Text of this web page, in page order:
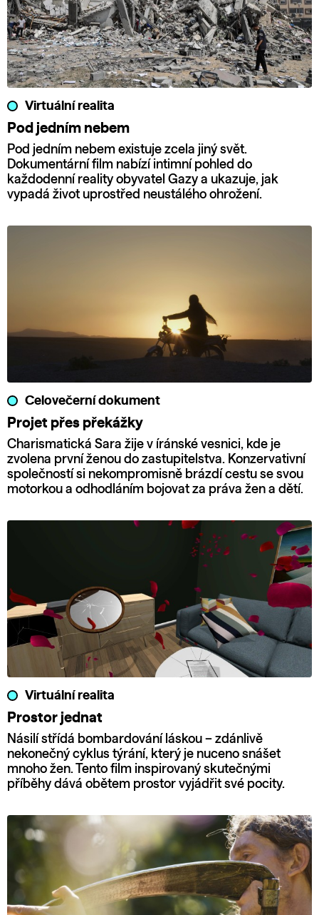
Virtuální realita
Pod jedním nebem
Pod jedním nebem existuje zcela jiný svět.
Dokumentární film nabízí intimní pohled do
každodenní reality obyvatel Gazy a ukazuje, jak
vypadá život uprostřed neustálého ohrožení.
Celovečerní dokument
Projet přes překážky
Charismatická Sara žije v íránské vesnici, kde je
zvolena první ženou do zastupitelstva. Konzervativní
společností si nekompromisně brázdí cestu se svou
motorkou a odhodláním bojovat za práva žen a dětí.
Virtuální realita
Prostor jednat
Násilí střídá bombardování láskou – zdánlivě
nekonečný cyklus týrání, který je nuceno snášet
mnoho žen. Tento film inspirovaný skutečnými
příběhy dává obětem prostor vyjádřit své pocity.